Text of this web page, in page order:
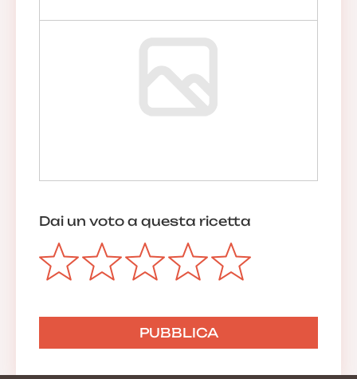
Dai un voto a questa ricetta